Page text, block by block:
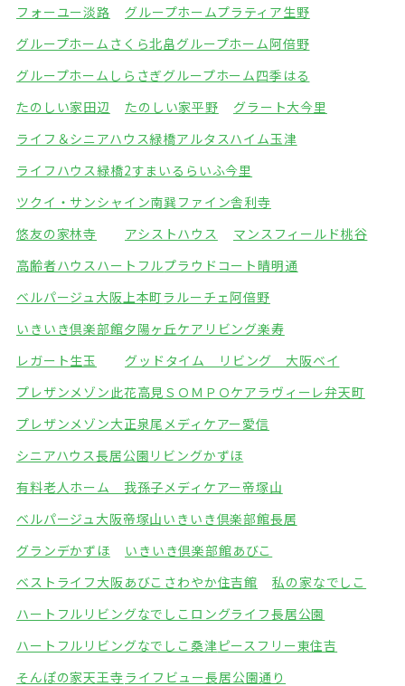
フォーユー淡路
グループホームプラティア生野
グループホームさくら北畠グループホーム阿倍野
グループホームしらさぎグループホーム四季はる
たのしい家田辺
たのしい家平野
グラート大今里
ライフ＆シニアハウス緑橋アルタスハイム玉津
ライフハウス緑橋2すまいるらいふ今里
ツクイ・サンシャイン南巽ファイン舎利寺
悠友の家林寺
アシストハウス
マンスフィールド桃谷
高齢者ハウスハートフルプラウドコート晴明通
ベルパージュ大阪上本町ラルーチェ阿倍野
いきいき倶楽部館夕陽ヶ丘ケアリビング楽寿
レガート生玉
グッドタイム リビング 大阪ベイ
プレザンメゾン此花高見 ＳＯＭＰＯケアラヴィーレ弁天町
プレザンメゾン大正泉尾 メディケアー愛信
シニアハウス長居公園 リビングかずほ
有料老人ホーム 我孫子 メディケアー帝塚山
ベルパージュ大阪帝塚山いきいき倶楽部館長居
グランデかずほ
いきいき倶楽部館あびこ
ベストライフ大阪あびこ さわやか住吉館
私の家なでしこ
ハートフルリビングなでしこ ロングライフ長居公園
ハートフルリビングなでしこ桑津ピースフリー東住吉
そんぽの家天王寺ライフビュー長居公園通り